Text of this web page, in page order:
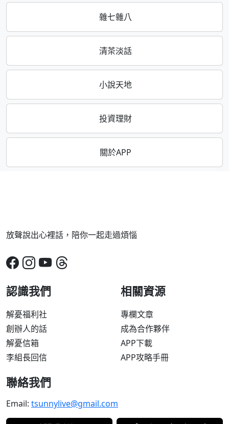
雜七雜八
清茶淡話
小說天地
投資理財
關於APP
放聲說出心裡話，陪你一起走過煩惱
認識我們
解憂福利社
創辦人的話
解憂信箱
李組長回信
相關資源
專欄文章
成為合作夥伴
APP下載
APP攻略手冊
聯絡我們
Email: tsunnylive@gmail.com